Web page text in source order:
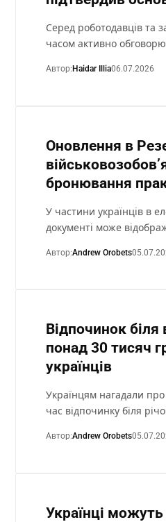
Серед роботодавців та
часом активно
Автор: Haidar Illia06.07.2026
Оновлення в
бронювання
У частини українців в
документі може
Автор:Andrew Orobets
Відпочинок
понад 30 тисяч
українців
Українцям нагадали
час відпочинку біля
Автор:Andrew Orobets
Українці